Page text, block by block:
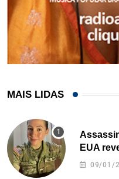
MAIS LIDAS
EUA
09/01/